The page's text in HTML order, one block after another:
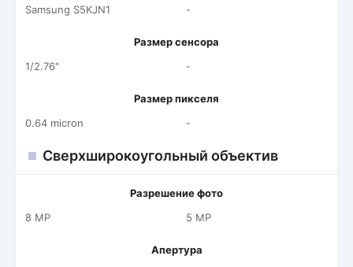
Samsung S5KJN1
-
Размер сенсора
1/2.76"
-
Размер пикселя
0.64 micron
-
Сверхширокоугольный объектив
Разрешение фото
8 MP
5 MP
Апертура